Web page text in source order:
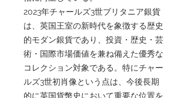
2023年チャールズ3世ブリタニア銀貨
は、英国王室の新時代を象徴する歴史
的モダン銀貨であり、投資・歴史・芸
術・国際市場価値を兼ね備えた優秀な
コレクション対象である。特にチャー
ルズ3世初肖像という点は、今後長期
的に英国貨幣史において重要な位置を